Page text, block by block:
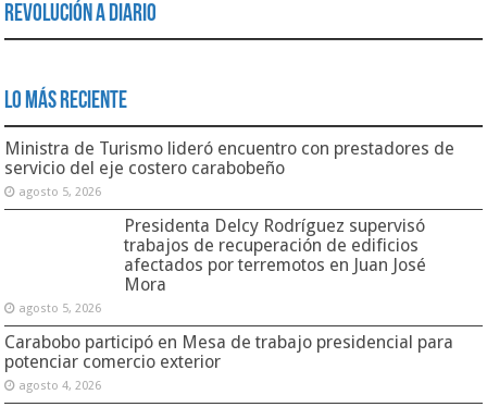
Revolución a Diario
Lo Más Reciente
Ministra de Turismo lideró encuentro con prestadores de
servicio del eje costero carabobeño
agosto 5, 2026
Presidenta Delcy Rodríguez supervisó
trabajos de recuperación de edificios
afectados por terremotos en Juan José
Mora
agosto 5, 2026
Carabobo participó en Mesa de trabajo presidencial para
potenciar comercio exterior
agosto 4, 2026